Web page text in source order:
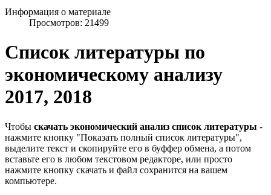
Информация о материале
Просмотров: 21499
Список литературы по
экономическому анализу
2017, 2018
Чтобы скачать экономический анализ список литературы -
нажмите кнопку "Показать полный список литературы",
выделите текст и скопируйте его в буффер обмена, а потом
вставьте его в любом текстовом редакторе, или просто
нажмите кнопку скачать и файл сохранится на вашем
компьютере.